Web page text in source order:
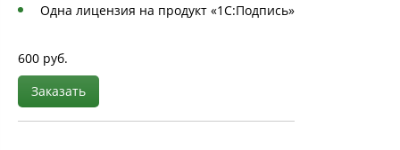
Одна лицензия на продукт «1С:Подпись»
600 руб.
Заказать